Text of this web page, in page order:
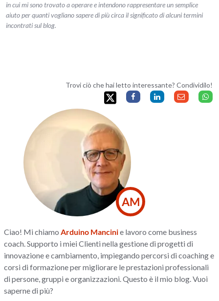
in cui mi sono trovato a operare e intendono rappresentare un semplice
aiuto per quanti vogliano sapere di più circa il significato di alcuni termini
incontrati sul blog.
Trovi ciò che hai letto interessante? Condividilo!
AM
Ciao! Mi chiamo Arduino Mancinie lavoro come business
coach. Supporto i miei Clienti nella gestione di progetti di
innovazione e cambiamento, impiegando percorsi di coaching e
corsi di formazione per migliorare le prestazioni professionali
di persone, gruppi e organizzazioni. Questo è il mio blog. Vuoi
saperne di più?